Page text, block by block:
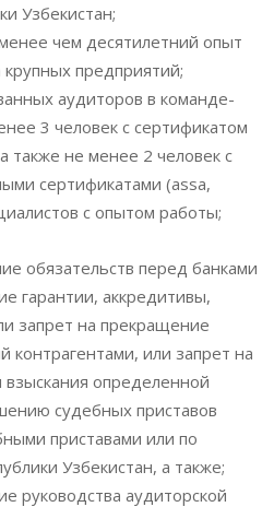
Узбекистан;
чем десятилетний опыт
предприятий;
аудиторов в команде-
3 человек с сертификатом
также не менее 2 человек с
сертификатами (assa,
с опытом работы;
обязательств перед банками
гарантии, аккредитивы,
запрет на прекращение
контрагентами, или запрет на
взыскания определенной
судебных приставов
приставами или по
Узбекистан, а также;
руководства аудиторской